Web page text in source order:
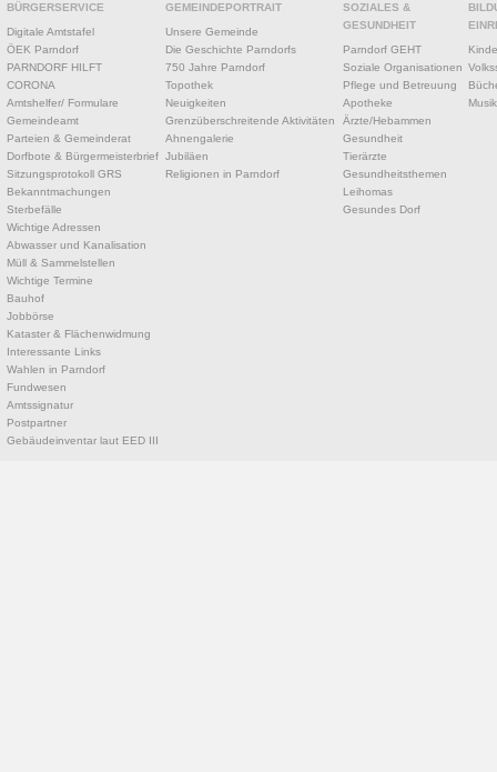
BÜRGERSERVICE
Digitale Amtstafel
ÖEK Parndorf
PARNDORF HILFT
CORONA
Amtshelfer/ Formulare
Gemeindeamt
Parteien & Gemeinderat
Dorfbote & Bürgermeisterbrief
Sitzungsprotokoll GRS
Bekanntmachungen
Sterbefälle
Wichtige Adressen
Abwasser und Kanalisation
Müll & Sammelstellen
Wichtige Termine
Bauhof
Jobbörse
Kataster & Flächenwidmung
Interessante Links
Wahlen in Parndorf
Fundwesen
Amtssignatur
Postpartner
Gebäudeinventar laut EED III
GEMEINDEPORTRAIT
Unsere Gemeinde
Die Geschichte Parndorfs
750 Jahre Parndorf
Topothek
Neuigkeiten
Grenzüberschreitende Aktivitäten
Ahnengalerie
Jubiläen
Religionen in Parndorf
SOZIALES &
GESUNDHEIT
Parndorf GEHT
Soziale Organisationen
Pflege und Betreuung
Apotheke
Ärzte/Hebammen
Gesundheit
Tierärzte
Gesundheitsthemen
Leihomas
Gesundes Dorf